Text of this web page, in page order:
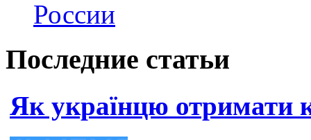
России
Последние статьи
Як українцю отримати